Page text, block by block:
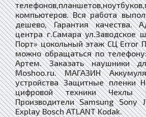
компьютеров. Вся работа
дешево, Гарантия качества.
центра г.Самара ул.Заводское
Порт» цокольный этаж СЦ Error
можно обращаться по телефону:
Артем. Заказать наушники
Moshoo.ru. МАГАЗИН
устройства Защитные пленки
цифровой техники Чехлы
Производители Samsung Sony
Explay Bosch ATLANT Kodak.